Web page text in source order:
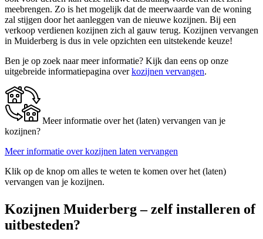
meebrengen. Zo is het mogelijk dat de meerwaarde van de woning
zal stijgen door het aanleggen van de nieuwe kozijnen. Bij een
verkoop verdienen kozijnen zich al gauw terug. Kozijnen vervangen
in Muiderberg is dus in vele opzichten een uitstekende keuze!
Ben je op zoek naar meer informatie? Kijk dan eens op onze
uitgebreide informatiepagina overkozijnen vervangen.
Meer informatie over het (laten) vervangen van je
kozijnen?
Meer informatie over kozijnen laten vervangen
Klik op de knop om alles te weten te komen over het (laten)
vervangen van je kozijnen.
Kozijnen Muiderberg – zelf installeren of
uitbesteden?